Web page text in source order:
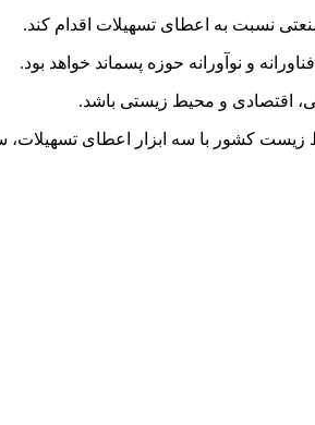
نسبت به اعطای تسهیلات اقدام کند.
و نوآورانه حوزه پسماند خواهد بود.
اقتصادی و محیط زیستی باشد.
کشور با سه ابزار اعطای تسهیلات،